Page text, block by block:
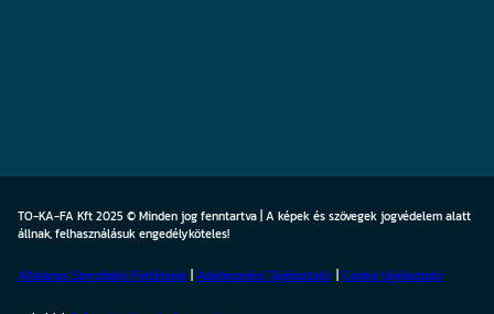
TO-KA-FA Kft 2025 © Minden jog fenntartva | A képek és szövegek jogvédelem alatt
állnak, felhasználásuk engedélyköteles!
Általános Szerződési Feltételek Adatkezelési Tájékoztató Cookietájékoztató